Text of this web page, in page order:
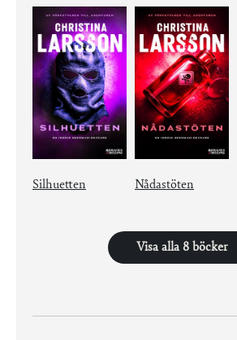
Silhuetten Nådastöten
Visa alla 8 böcker